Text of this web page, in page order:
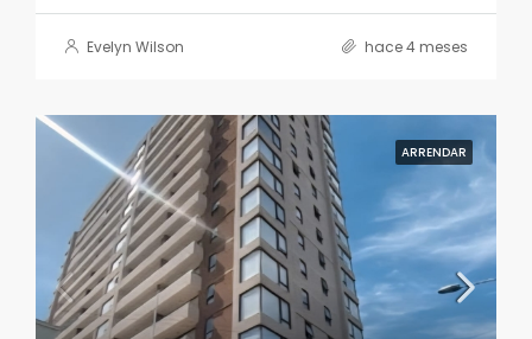
Evelyn Wilson hace 4 meses
ARRENDAR